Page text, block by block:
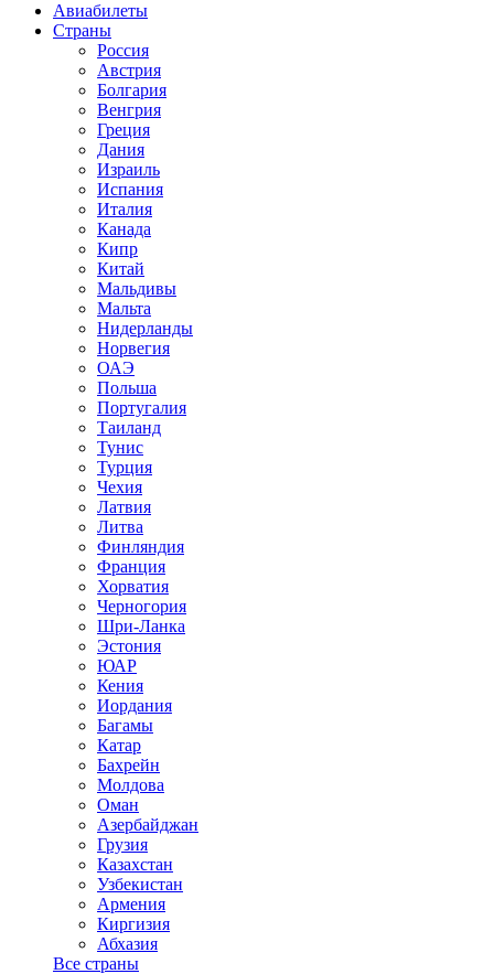
Авиабилеты
Страны
Россия
Австрия
Болгария
Венгрия
Греция
Дания
Израиль
Испания
Италия
Канада
Кипр
Китай
Мальдивы
Мальта
Нидерланды
Норвегия
ОАЭ
Польша
Португалия
Таиланд
Тунис
Турция
Чехия
Латвия
Литва
Финляндия
Франция
Хорватия
Черногория
Шри-Ланка
Эстония
ЮАР
Кения
Иордания
Багамы
Катар
Бахрейн
Молдова
Оман
Азербайджан
Грузия
Казахстан
Узбекистан
Армения
Киргизия
Абхазия
Все страны